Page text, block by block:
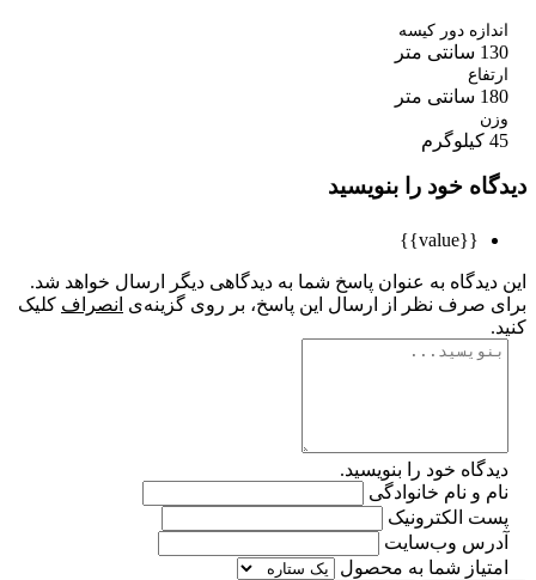
دور کیسه
خود را بنویسید
به عنوان پاسخ شما به دیدگاهی دیگر ارسال خواهد شد.
صرف نظر از ارسال این پاسخ، بر روی گزینه‌ی انصرافکلیک
خود را بنویسید.
و نام خانوادگی
الکترونیک
وب‌سایت
شما به محصول